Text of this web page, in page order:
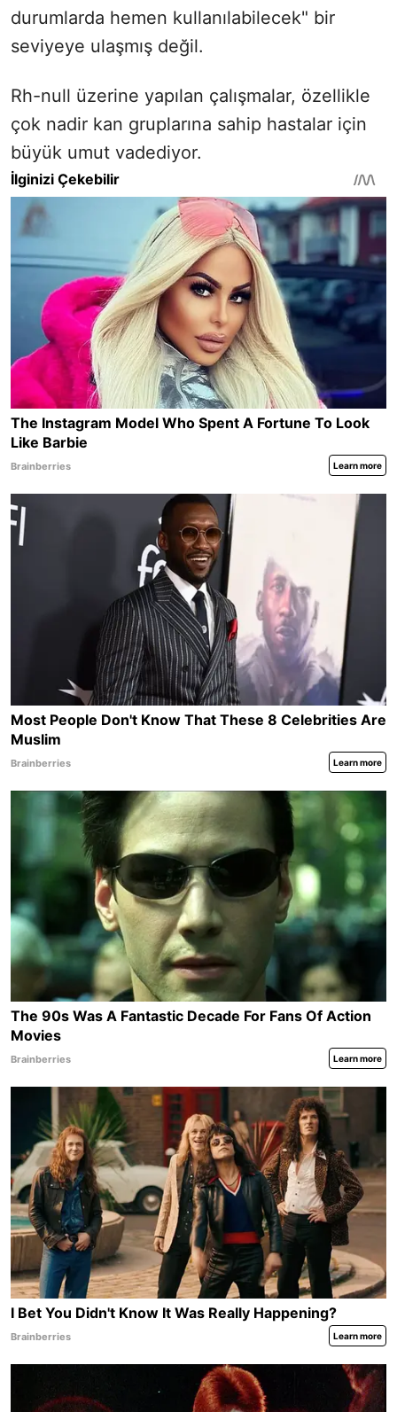
durumlarda hemen kullanılabilecek" bir
seviyeye ulaşmış değil.
Rh-null üzerine yapılan çalışmalar, özellikle
çok nadir kan gruplarına sahip hastalar için
büyük umut vadediyor.